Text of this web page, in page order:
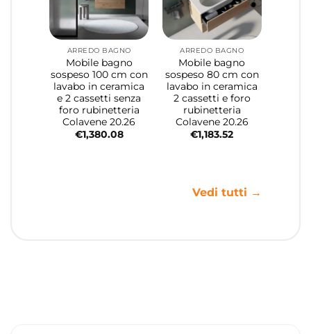
ARREDO BAGNO
Mobile bagno
sospeso 100 cm con
lavabo in ceramica
e 2 cassetti senza
foro rubinetteria
Colavene 20.26
€1,380.08
ARREDO BAGNO
Mobile bagno
sospeso 80 cm con
lavabo in ceramica
2 cassetti e foro
rubinetteria
Colavene 20.26
€1,183.52
Vedi tutti →